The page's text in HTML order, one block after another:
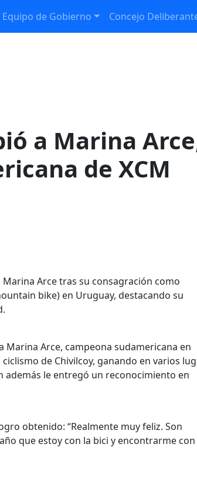
Equipo de Gobierno Concejo
a Marina
de XCM
Arce tras su consagración como
bike) en Uruguay, destacando su
Arce, campeona sudamericana en
de Chivilcoy, ganando en varios
además le entregó un reconocimiento en
obtenido: “Realmente muy feliz. Son
que estoy con la bici y encontrarme con